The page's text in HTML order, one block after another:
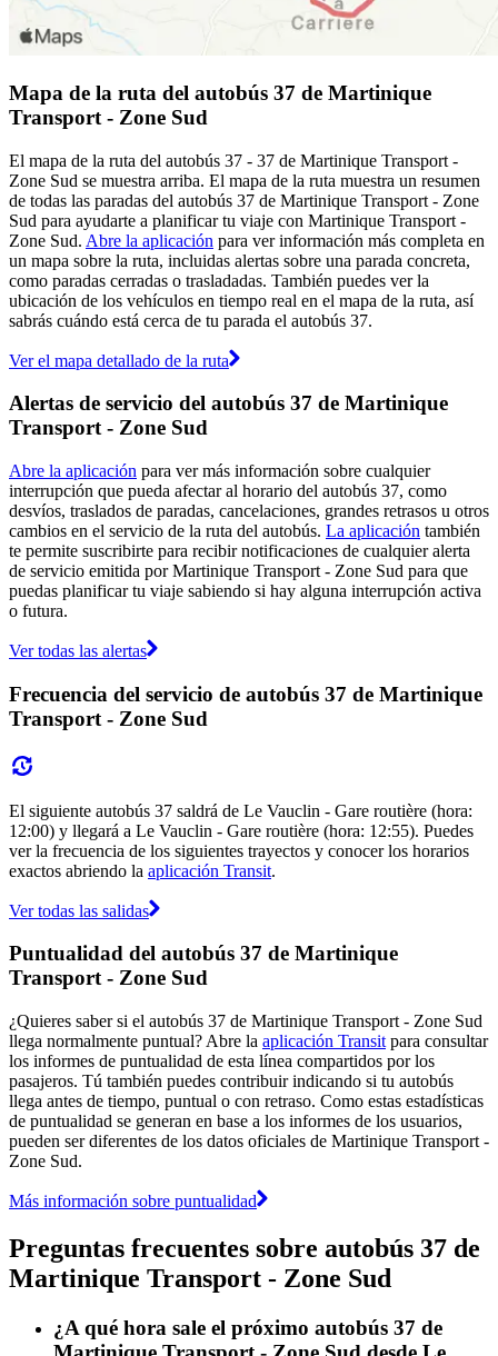
Mapa de la ruta del autobús 37 de Martinique
Transport - Zone Sud
El mapa de la ruta del autobús 37 - 37 de Martinique Transport -
Zone Sud se muestra arriba. El mapa de la ruta muestra un resumen
de todas las paradas del autobús 37 de Martinique Transport - Zone
Sud para ayudarte a planificar tu viaje con Martinique Transport -
Zone Sud. Abre la aplicación para ver información más completa en
un mapa sobre la ruta, incluidas alertas sobre una parada concreta,
como paradas cerradas o trasladadas. También puedes ver la
ubicación de los vehículos en tiempo real en el mapa de la ruta, así
sabrás cuándo está cerca de tu parada el autobús 37.
Ver el mapa detallado de la ruta
Alertas de servicio del autobús 37 de Martinique
Transport - Zone Sud
Abre la aplicación para ver más información sobre cualquier
interrupción que pueda afectar al horario del autobús 37, como
desvíos, traslados de paradas, cancelaciones, grandes retrasos u otros
cambios en el servicio de la ruta del autobús. La aplicación también
te permite suscribirte para recibir notificaciones de cualquier alerta
de servicio emitida por Martinique Transport - Zone Sud para que
puedas planificar tu viaje sabiendo si hay alguna interrupción activa
o futura.
Ver todas las alertas
Frecuencia del servicio de autobús 37 de Martinique
Transport - Zone Sud
El siguiente autobús 37 saldrá de Le Vauclin - Gare routière (hora:
12:00) y llegará a Le Vauclin - Gare routière (hora: 12:55). Puedes
ver la frecuencia de los siguientes trayectos y conocer los horarios
exactos abriendo la aplicación Transit.
Ver todas las salidas
Puntualidad del autobús 37 de Martinique
Transport - Zone Sud
¿Quieres saber si el autobús 37 de Martinique Transport - Zone Sud
llega normalmente puntual? Abre la aplicación Transit para consultar
los informes de puntualidad de esta línea compartidos por los
pasajeros. Tú también puedes contribuir indicando si tu autobús
llega antes de tiempo, puntual o con retraso. Como estas estadísticas
de puntualidad se generan en base a los informes de los usuarios,
pueden ser diferentes de los datos oficiales de Martinique Transport -
Zone Sud.
Más información sobre puntualidad
Preguntas frecuentes sobre autobús 37 de
Martinique Transport - Zone Sud
¿A qué hora sale el próximo autobús 37 de